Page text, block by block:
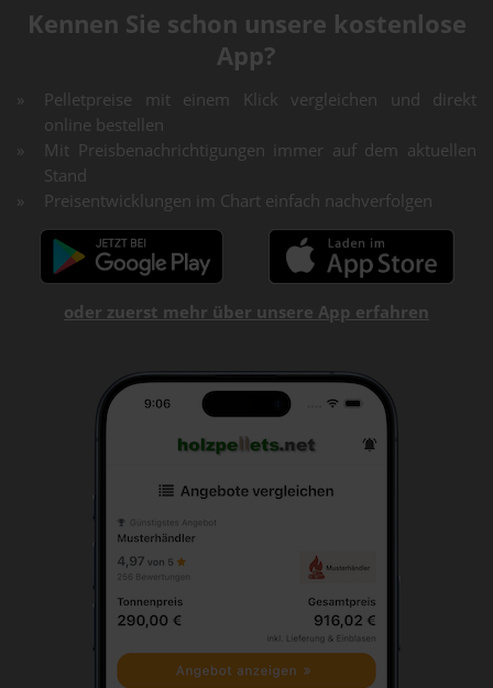
Kennen Sie schon unsere kostenlose
App?
Pelletpreise mit einem Klick vergleichen und direkt
online bestellen
Mit Preisbenachrichtigungen immer auf dem aktuellen
Stand
Preisentwicklungen im Chart einfach nachverfolgen
oder zuerst mehr über unsere App erfahren